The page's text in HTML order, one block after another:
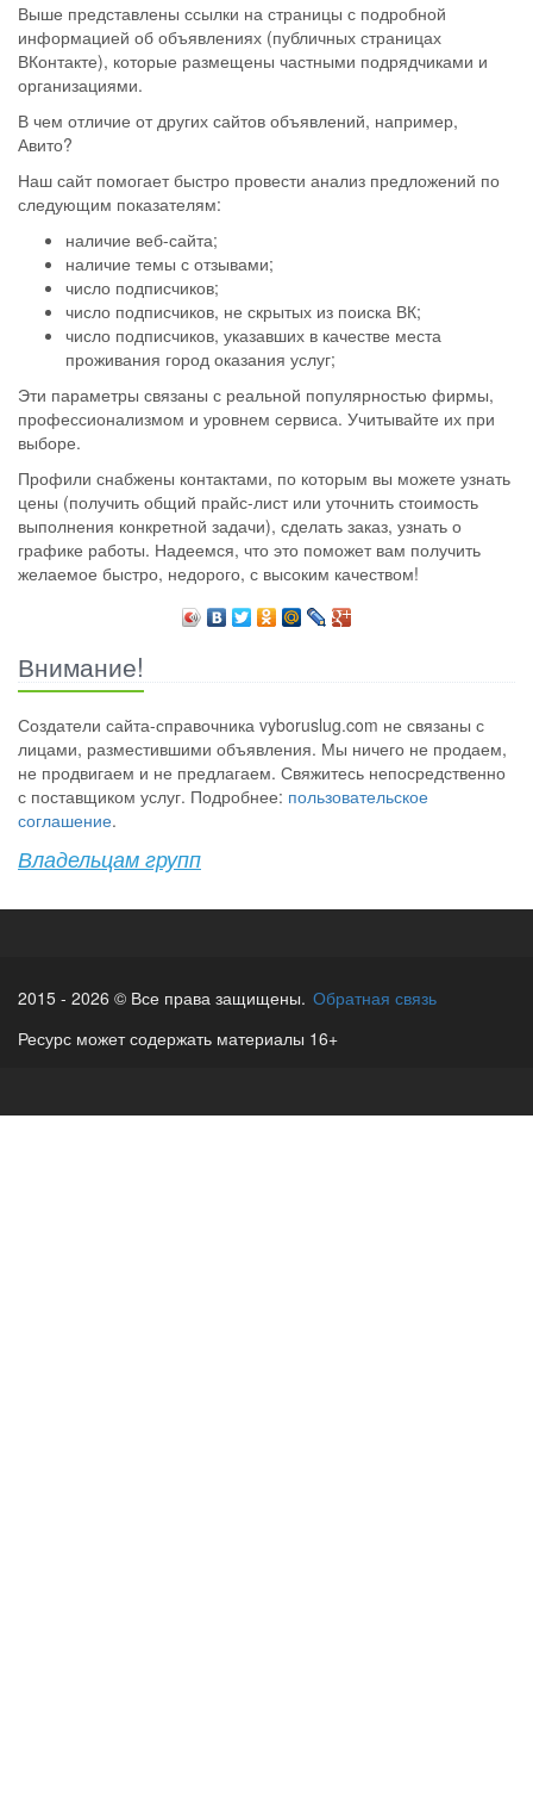
Выше представлены ссылки на страницы с подробной
информацией об объявлениях (публичных страницах
ВКонтакте), которые размещены частными подрядчиками и
организациями.
В чем отличие от других сайтов объявлений, например,
Авито?
Наш сайт помогает быстро провести анализ предложений по
следующим показателям:
наличие веб-сайта;
наличие темы с отзывами;
число подписчиков;
число подписчиков, не скрытых из поиска ВК;
число подписчиков, указавших в качестве места
проживания город оказания услуг;
Эти параметры связаны с реальной популярностью фирмы,
профессионализмом и уровнем сервиса. Учитывайте их при
выборе.
Профили снабжены контактами, по которым вы можете узнать
цены (получить общий прайс-лист или уточнить стоимость
выполнения конкретной задачи), сделать заказ, узнать о
графике работы. Надеемся, что это поможет вам получить
желаемое быстро, недорого, с высоким качеством!
Внимание!
Создатели сайта-справочника vyboruslug.com не связаны с
лицами, разместившими объявления. Мы ничего не продаем,
не продвигаем и не предлагаем. Свяжитесь непосредственно
с поставщиком услуг. Подробнее: пользовательское
соглашение.
Владельцам групп
2015 - 2026 © Все права защищены. Обратная связь
Ресурс может содержать материалы 16+